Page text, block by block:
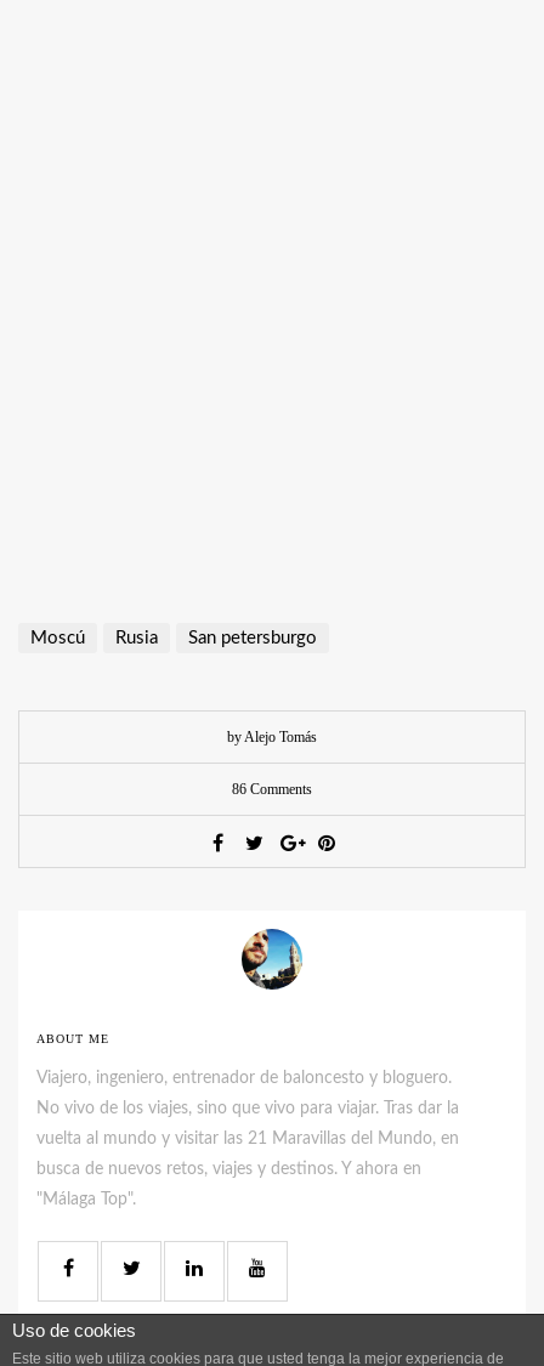
Moscú Rusia San petersburgo
by Alejo Tomás
86 Comments
ABOUT ME
Viajero, ingeniero, entrenador de baloncesto y bloguero.
No vivo de los viajes, sino que vivo para viajar. Tras dar la
vuelta al mundo y visitar las 21 Maravillas del Mundo, en
busca de nuevos retos, viajes y destinos. Y ahora en
"Málaga Top".
Uso de cookies
Este sitio web utiliza cookies para que usted tenga la mejor experiencia de